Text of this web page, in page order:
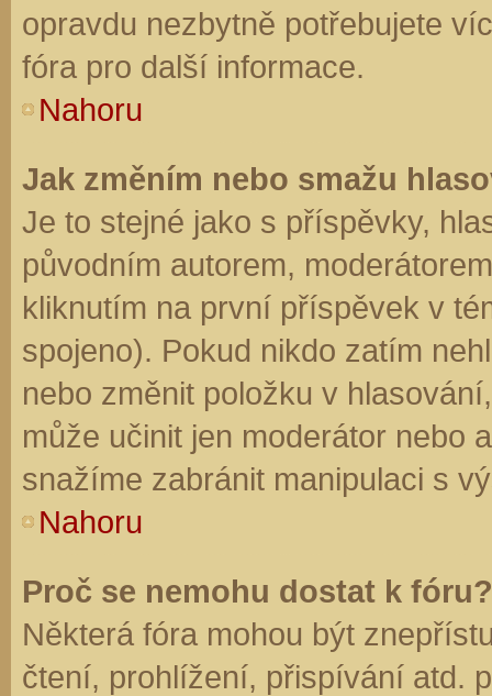
opravdu nezbytně potřebujete
fóra pro další informace.
Nahoru
Jak změním nebo smažu
Je to stejné jako s příspěvky,
původním autorem,
kliknutím na první příspěvek v
spojeno). Pokud nikdo zatím
nebo změnit položku v
může učinit jen moderátor nebo
snažíme zabránit manipulaci s
Nahoru
Proč se nemohu dostat k fóru?
Některá fóra mohou být
čtení, prohlížení, přispívání atd.